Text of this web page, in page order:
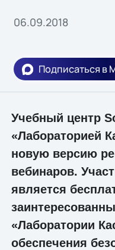
06.09.2018
Подписаться в
Учебный центр
«Лабораторией
новую версию
вебинаров.
является
«Лаборатории
обеспечения